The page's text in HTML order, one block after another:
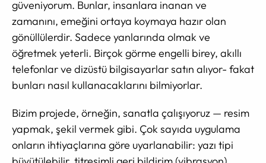
güveniyorum. Bunlar, insanlara inanan ve
zamanını, emeğini ortaya koymaya hazır olan
gönüllülerdir. Sadece yanlarında olmak ve
öğretmek yeterli. Birçok görme engelli birey, akıllı
telefonlar ve dizüstü bilgisayarlar satın alıyor- fakat
bunları nasıl kullanacaklarını bilmiyorlar.
Bizim projede, örneğin, sanatla çalışıyoruz — resim
yapmak, şekil vermek gibi. Çok sayıda uygulama
onların ihtiyaçlarına göre uyarlanabilir: yazı tipi